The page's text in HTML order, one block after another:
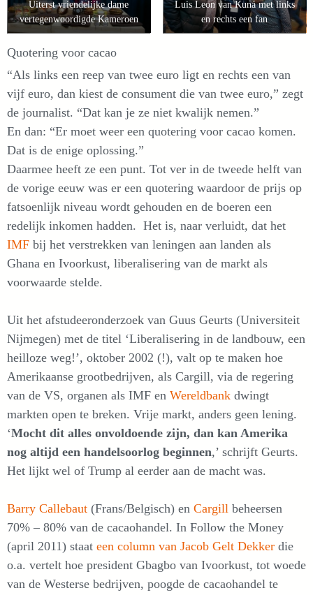
Uiterst vriendelijke dame
vertegenwoordigde Kameroen
Luis Leon van Kuná met links
en rechts een fan
Quotering voor cacao
“Als links een reep van twee euro ligt en rechts een van
vijf euro, dan kiest de consument die van twee euro,” zegt
de journalist. “Dat kan je ze niet kwalijk nemen.”
En dan: “Er moet weer een quotering voor cacao komen.
Dat is de enige oplossing.”
Daarmee heeft ze een punt. Tot ver in de tweede helft van
de vorige eeuw was er een quotering waardoor de prijs op
fatsoenlijk niveau wordt gehouden en de boeren een
redelijk inkomen hadden. Het is, naar verluidt, dat het
IMF bij het verstrekken van leningen aan landen als
Ghana en Ivoorkust, liberalisering van de markt als
voorwaarde stelde.
Uit het afstudeeronderzoek van Guus Geurts (Universiteit
Nijmegen) met de titel ‘Liberalisering in de landbouw, een
heilloze weg!’, oktober 2002 (!), valt op te maken hoe
Amerikaanse grootbedrijven, als Cargill, via de regering
van de VS, organen als IMF en Wereldbank dwingt
markten open te breken. Vrije markt, anders geen lening.
‘Mocht dit alles onvoldoende zijn, dan kan Amerika
nog altijd een handelsoorlog beginnen,’ schrijft Geurts.
Het lijkt wel of Trump al eerder aan de macht was.
Barry Callebaut (Frans/Belgisch) en Cargill beheersen
70% – 80% van de cacaohandel. In Follow the Money
(april 2011) staat een column van Jacob Gelt Dekker die
o.a. vertelt hoe president Gbagbo van Ivoorkust, tot woede
van de Westerse bedrijven, poogde de cacaohandel te